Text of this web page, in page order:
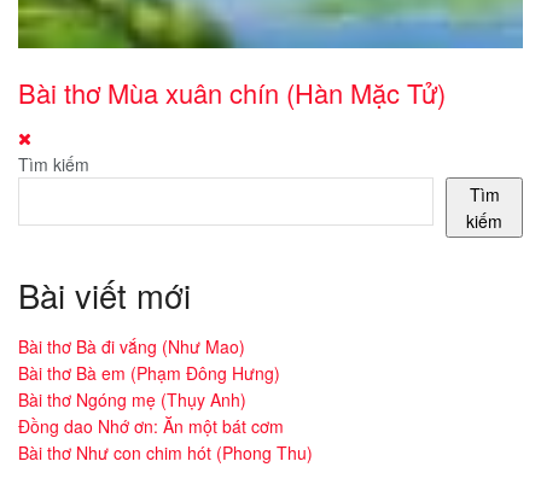
Bài thơ Mùa xuân chín (Hàn Mặc Tử)
Tìm kiếm
Tìm
kiếm
Bài viết mới
Bài thơ Bà đi vắng (Như Mao)
Bài thơ Bà em (Phạm Đông Hưng)
Bài thơ Ngóng mẹ (Thụy Anh)
Đồng dao Nhớ ơn: Ăn một bát cơm
Bài thơ Như con chim hót (Phong Thu)